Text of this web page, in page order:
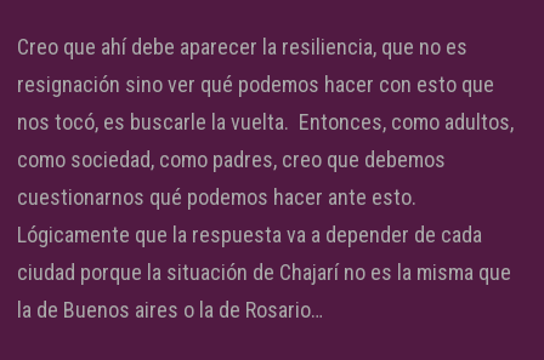
Creo que ahí debe aparecer la resiliencia, que no es
resignación sino ver qué podemos hacer con esto que
nos tocó, es buscarle la vuelta. Entonces, como adultos,
como sociedad, como padres, creo que debemos
cuestionarnos qué podemos hacer ante esto.
Lógicamente que la respuesta va a depender de cada
ciudad porque la situación de Chajarí no es la misma que
la de Buenos aires o la de Rosario…